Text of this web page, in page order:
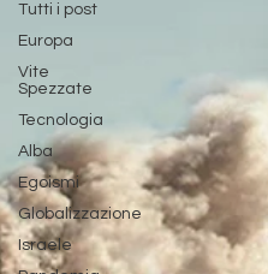
Tutti i post
Europa
Vite
Spezzate
Tecnologia
Alba
Egoismi
Globalizzazione
Israele